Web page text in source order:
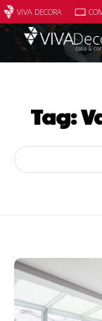
VIVA DECORA
Tag: